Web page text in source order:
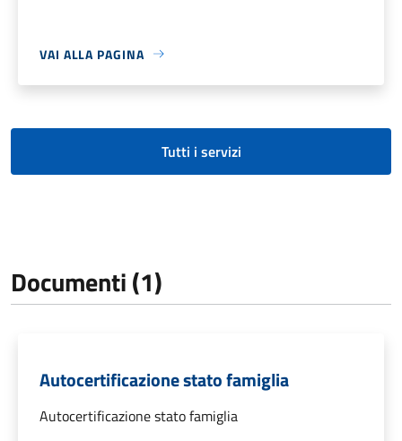
VAI ALLA PAGINA
Tutti i servizi
Documenti (1)
Autocertificazione stato famiglia
Autocertificazione stato famiglia